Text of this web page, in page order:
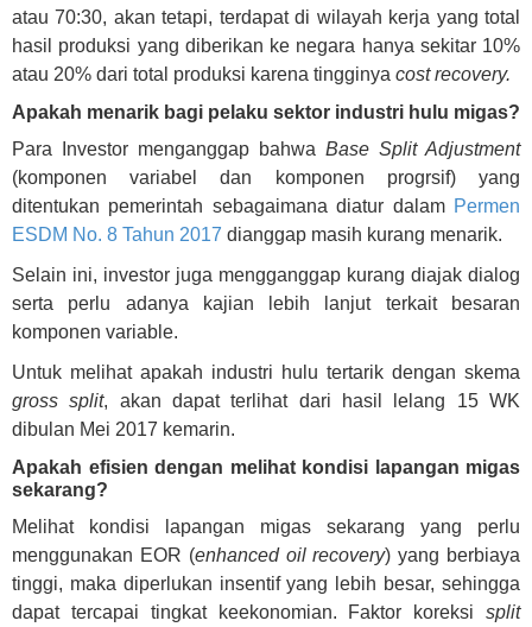
atau 70:30, akan tetapi, terdapat di wilayah kerja yang total
hasil produksi yang diberikan ke negara hanya sekitar 10%
atau 20% dari total produksi karena tingginya cost recovery.
Apakah menarik bagi pelaku sektor industri hulu migas?
Para Investor menganggap bahwa Base Split Adjustment
(komponen variabel dan komponen progrsif) yang
ditentukan pemerintah sebagaimana diatur dalam Permen
ESDM No. 8 Tahun 2017 dianggap masih kurang menarik.
Selain ini, investor juga mengganggap kurang diajak dialog
serta perlu adanya kajian lebih lanjut terkait besaran
komponen variable.
Untuk melihat apakah industri hulu tertarik dengan skema
gross split, akan dapat terlihat dari hasil lelang 15 WK
dibulan Mei 2017 kemarin.
Apakah efisien dengan melihat kondisi lapangan migas
sekarang?
Melihat kondisi lapangan migas sekarang yang perlu
menggunakan EOR (enhanced oil recovery) yang berbiaya
tinggi, maka diperlukan insentif yang lebih besar, sehingga
dapat tercapai tingkat keekonomian. Faktor koreksi split